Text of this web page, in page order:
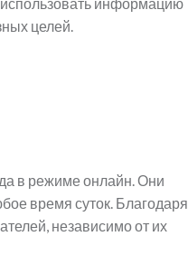
целей.
в режиме онлайн. Они
время суток. Благодаря
независимо от их